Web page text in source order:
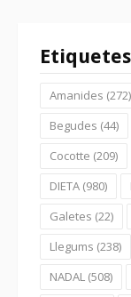
Etiquetes
Amanides (272)
Begudes (44)
Cocotte (209)
DIETA (980)
Galetes (22)
Llegums (238)
NADAL (508)